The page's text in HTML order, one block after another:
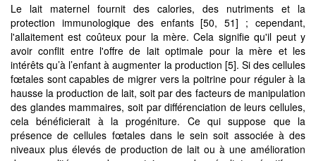
Le lait maternel fournit des calories, des nutriments et la
protection immunologique des enfants [50, 51] ; cependant,
l'allaitement est coûteux pour la mère. Cela signifie qu'il peut y
avoir conflit entre l'offre de lait optimale pour la mère et les
intérêts qu’à l’enfant à augmenter la production [5]. Si des cellules
fœtales sont capables de migrer vers la poitrine pour réguler à la
hausse la production de lait, soit par des facteurs de manipulation
des glandes mammaires, soit par différenciation de leurs cellules,
cela bénéficierait à la progéniture. Ce qui suppose que la
présence de cellules fœtales dans le sein soit associée à des
niveaux plus élevés de production de lait ou à une amélioration